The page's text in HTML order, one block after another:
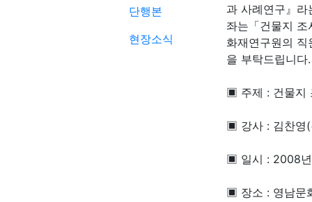
단행본
현장소식
과 사례연구』
좌는「건물지
화재연구원의
을 부탁드립니다.
▣ 주제 : 건물지
▣ 강사 : 김찬영(
▣ 일시 : 2008
▣ 장소 : 영남문